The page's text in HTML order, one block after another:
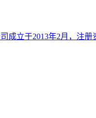
成立于2013年2月，注册